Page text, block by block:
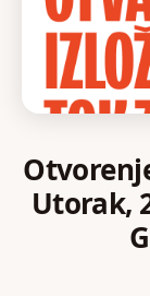
Utorak,